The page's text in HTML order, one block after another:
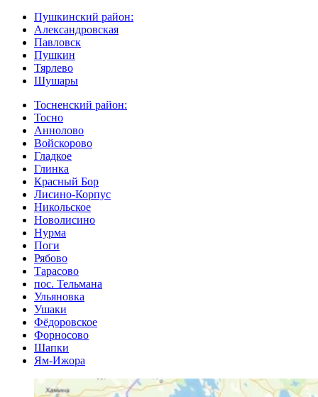
Пушкинский район:
Александровская
Павловск
Пушкин
Тярлево
Шушары
Тосненский район:
Тосно
Аннолово
Войскорово
Гладкое
Глинка
Красный Бор
Лисино-Корпус
Никольское
Новолисино
Нурма
Поги
Рябово
Тарасово
пос. Тельмана
Ульяновка
Ушаки
Фёдоровское
Форносово
Шапки
Ям-Ижора